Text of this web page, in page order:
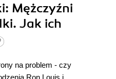
: Mężczyźni
Jak ich
na problem - czy